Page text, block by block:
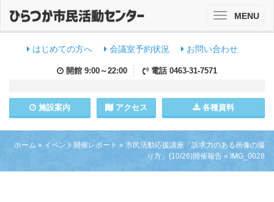
はじめての方へ 会議室予約状況 お問い合わせ
開館 9:00～22:00 電話 0463-31-7571
施設案内 アクセス 各種資料
ToggleMENU
ホーム » イベント開催レポート » 市民活動応援講座「訴求力のある画像の撮
り方」(10/26)開催報告 » IMG_0028